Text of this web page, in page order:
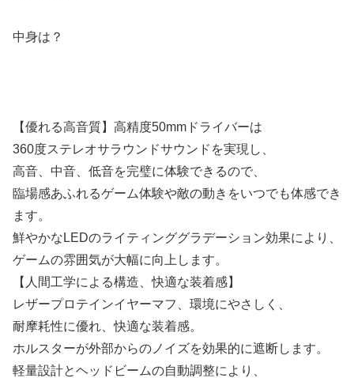
中身は？
【優れる高音質】高精度50mmドライバーは
360度ステレオサラウンドサウンドを実現し、
高音、中音、低音を完璧に体験できるので、
臨場感あふれるゲーム体験や敵の動きをいつでも体感でき
ます。
鮮やかなLEDのライティンググラデーション効果により、
ゲームの雰囲気が大幅に向上します。
【人間工学による構造、快適な装着感】
レザープロテインイヤーマフ、環境にやさしく、
耐摩耗性に優れ、快適な装着感。
ホルスターが外部からのノイズを効果的に遮断します。
軽量設計とヘッドビームの自動調整により、